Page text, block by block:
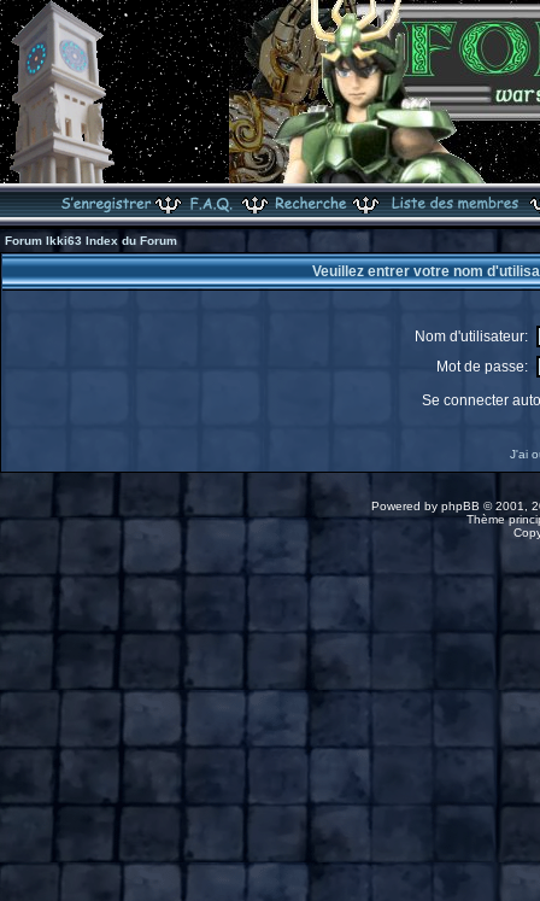
Forum Ikki63 Index du Forum
Veuillez entrer votre nom
Nom d'utilisateur:
Mot de passe:
Se connecter
J'ai
Powered by phpBB © 2001,
Thème